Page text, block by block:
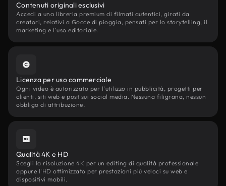
Contenuti originali esclusivi
Accedi a una libreria premium di filmati autentici, girati da
creatori, relativi a Gocce di pioggia, pensati per lo storytelling, il
marketing e l'uso editoriale.
Licenza per uso commerciale
Ogni video è autorizzato per l'utilizzo in pubblicità, progetti per
clienti, siti web e post sui social media. Nessuna filigrana, nessun
obbligo di attribuzione.
Qualità 4K e HD
Scegli la risoluzione 4K per un editing di qualità professionale
oppure l'HD ottimizzato per prestazioni più veloci su web e
dispositivi mobili.